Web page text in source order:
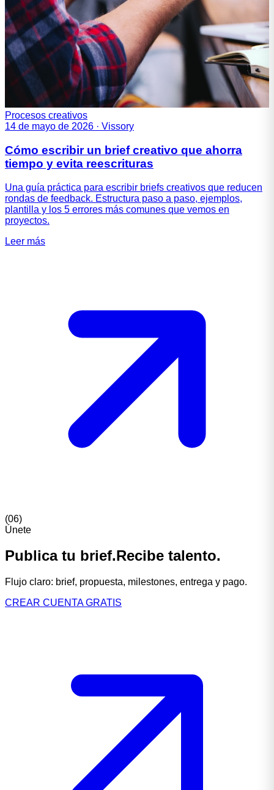
Procesos creativos
14 de mayo de 2026 · Vissory
Cómo escribir un brief creativo que ahorra
tiempo y evita reescrituras
Una guía práctica para escribir briefs creativos que reducen
rondas de feedback. Estructura paso a paso, ejemplos,
plantilla y los 5 errores más comunes que vemos en
proyectos.
Leer más
(06)
Únete
Publica tu brief.Recibe talento.
Flujo claro: brief, propuesta, milestones, entrega y pago.
CREAR CUENTA GRATIS